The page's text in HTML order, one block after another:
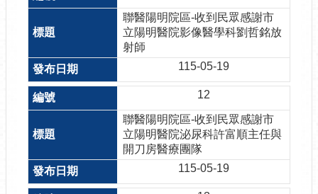
聯醫陽明院區-收到民眾感謝市
立陽明醫院影像醫學科劉哲銘放
射師
115-05-19
12
聯醫陽明院區-收到民眾感謝市
立陽明醫院泌尿科許富順主任與
開刀房醫療團隊
115-05-19